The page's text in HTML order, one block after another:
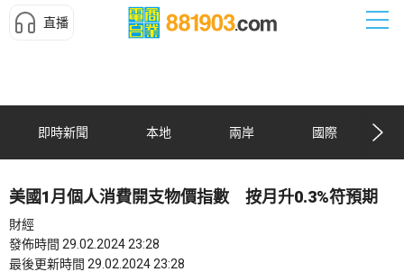
直播
即時新聞 本地 兩岸 國際
美國1月個人消費開支物價指數 按月升0.3%符預期
財經
發佈時間 29.02.2024 23:28
最後更新時間 29.02.2024 23:28